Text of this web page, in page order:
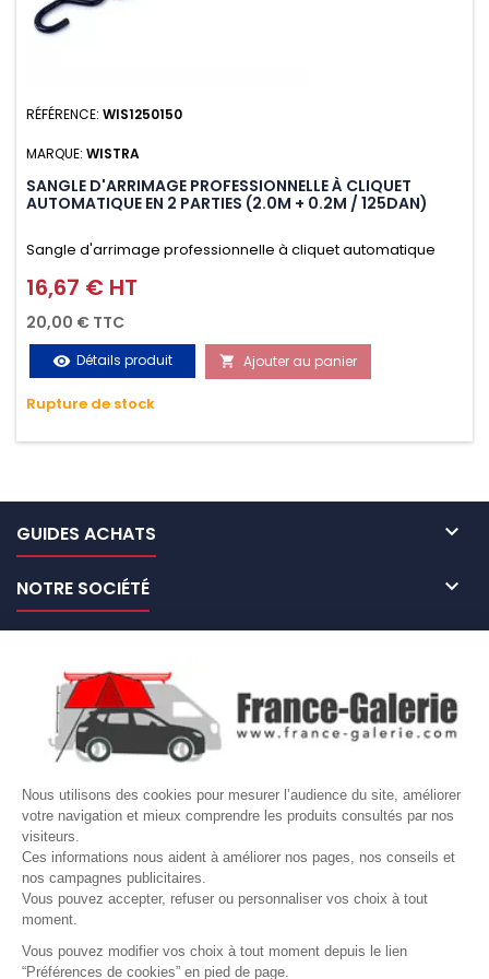
Nous utilisons des cookies pour mesurer l’audience du site, améliorer
votre navigation et mieux comprendre les produits consultés par nos
visiteurs.
Ces informations nous aident à améliorer nos pages, nos conseils et
nos campagnes publicitaires.
Vous pouvez accepter, refuser ou personnaliser vos choix à tout
moment.
Vous pouvez modifier vos choix à tout moment depuis le lien
“Préférences de cookies” en pied de page.
RÉFÉRENCE: WIS1250150
MARQUE: WISTRA
SANGLE D'ARRIMAGE PROFESSIONNELLE À CLIQUET
AUTOMATIQUE EN 2 PARTIES (2.0M + 0.2M / 125DAN)
Sangle d'arrimage professionnelle à cliquet automatique
avec crochet S en 2 parties (2.0M + 0.2M / 125daN), simple et
rapide d'utilisation. Permet d'arrimer et de sécuriser
vos chargements pendant le transport. Matière polyester
très résistante aux UV et aux variations de températures,
n'absorbe pas l'eau.
Prix
16,67 € HT
20,00 € TTC
visibility Détails produit  Ajouter au panier
Rupture de stock
GUIDES ACHATS 
NOTRE SOCIÉTÉ 
VOTRE COMPTE 
Site protégé par reCAPTCHA.
LETTRE D'INFORMATIONS